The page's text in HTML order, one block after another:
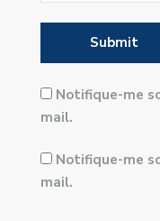
Notifique-me
mail.
Notifique-me
mail.